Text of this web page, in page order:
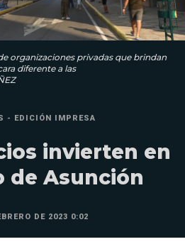
organizaciones privadas que brindan
diferente a las
- EDICIÓN IMPRESA
invierten en
de Asunción
DE 2023 0:02